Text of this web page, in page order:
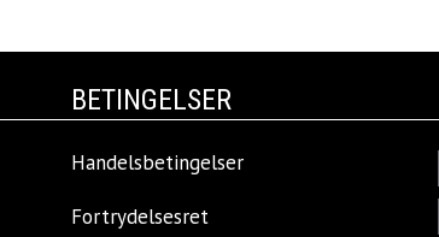
BETINGELSER
Handelsbetingelser
Fortrydelsesret